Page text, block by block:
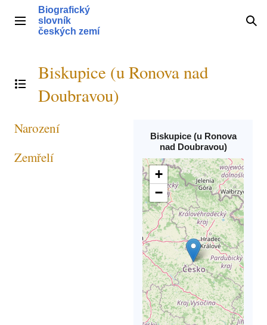
obsahHlavní menu
Biografický
slovník
českých zemí
Přepnout obsah
Biskupice (u Ronova nad
Doubravou)
Biskupice (u Ronova
nad Doubravou)
+
−
Narození
Zemřelí